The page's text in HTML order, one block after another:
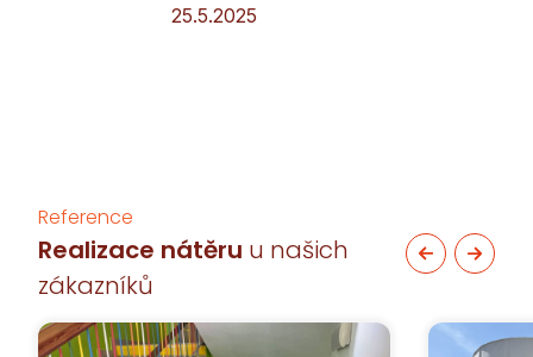
25.5.2025
Reference
Realizace nátěru u našich
zákazníků